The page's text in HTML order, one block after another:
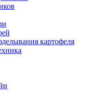
картофеля